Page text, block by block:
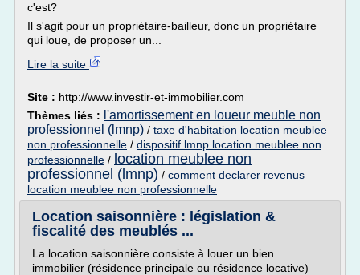
c'est?
Il s'agit pour un propriétaire-bailleur, donc un propriétaire
qui loue, de proposer un...
Lire la suite
Site : http://www.investir-et-immobilier.com
Thèmes liés : l'amortissement en loueur meuble non
professionnel (lmnp) / taxe d'habitation location meublee
non professionnelle / dispositif lmnp location meublee non
professionnelle / location meublee non
professionnel (lmnp) / comment declarer revenus
location meublee non professionnelle
Location saisonnière : législation &
fiscalité des meublés ...
La location saisonnière consiste à louer un bien
immobilier (résidence principale ou résidence locative)